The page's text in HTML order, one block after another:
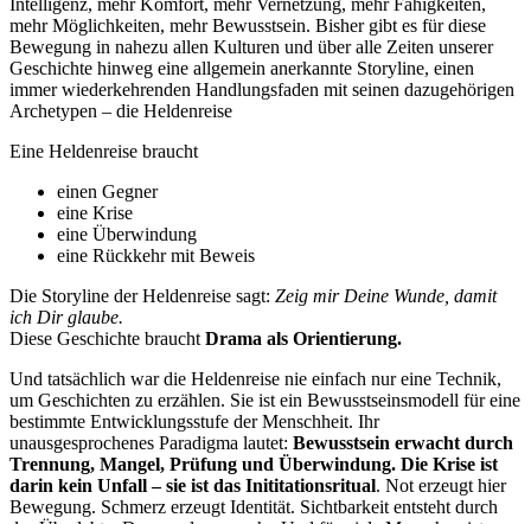
mehr Möglichkeiten, mehr Bewusstsein. Bisher gibt es für diese
Bewegung in nahezu allen Kulturen und über alle Zeiten unserer
Geschichte hinweg eine allgemein anerkannte Storyline, einen
immer wiederkehrenden Handlungsfaden mit seinen dazugehörigen
Archetypen – die Heldenreise
Eine Heldenreise braucht
einen Gegner
eine Krise
eine Überwindung
eine Rückkehr mit Beweis
Die Storyline der Heldenreise sagt: Zeig mir Deine Wunde, damit
ich Dir glaube.
Diese Geschichte braucht Drama als Orientierung.
Und tatsächlich war die Heldenreise nie einfach nur eine Technik,
um Geschichten zu erzählen. Sie ist ein Bewusstseinsmodell für eine
bestimmte Entwicklungsstufe der Menschheit. Ihr
unausgesprochenes Paradigma lautet: Bewusstsein erwacht durch
Trennung, Mangel, Prüfung und Überwindung. Die Krise ist
darin kein Unfall – sie ist das Inititationsritual. Not erzeugt hier
Bewegung. Schmerz erzeugt Identität. Sichtbarkeit entsteht durch